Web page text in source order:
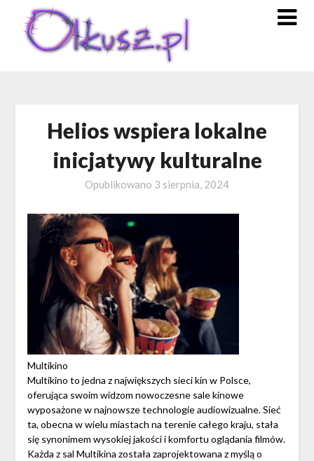
content
Helios wspiera lokalne
inicjatywy kulturalne
Opublikowano 3 sierpnia, 2024
Multikino
Multikino to jedna z największych sieci kin w Polsce,
oferująca swoim widzom nowoczesne sale kinowe
wyposażone w najnowsze technologie audiowizualne. Sieć
ta, obecna w wielu miastach na terenie całego kraju, stała
się synonimem wysokiej jakości i komfortu oglądania filmów.
Każda z sal Multikina została zaprojektowana z myślą o